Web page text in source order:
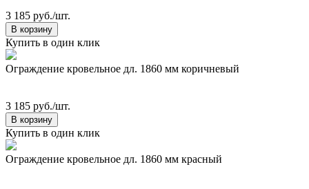
3 185 руб./шт.
В корзину
Купить в один клик
Ограждение кровельное дл. 1860 мм коричневый
3 185 руб./шт.
В корзину
Купить в один клик
Ограждение кровельное дл. 1860 мм красный